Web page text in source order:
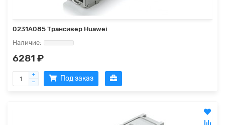
0231A085 Трансивер Huawei
6281 ₽
Под заказ